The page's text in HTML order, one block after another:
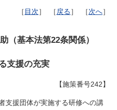
［ 目次 ］ ［ 戻る ］ ［ 次へ］
（基本法第22条関係）
支援の充実
【施策番号242】
援団体が実施する研修への講